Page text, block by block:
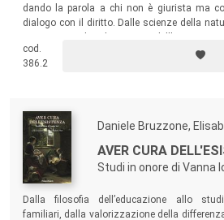
dando la parola a chi non è giurista ma
dialogo con il diritto. Dalle scienze della
interrogativi: quel “fuori” che il diritto
decisivo nel ridisegnarne ogni giorno la
cod.
386.2
Daniele Bruzzone,
AVER CURA
Studi in onore di Vanna
Dalla filosofia dell’educazione allo
familiari, dalla valorizzazione della